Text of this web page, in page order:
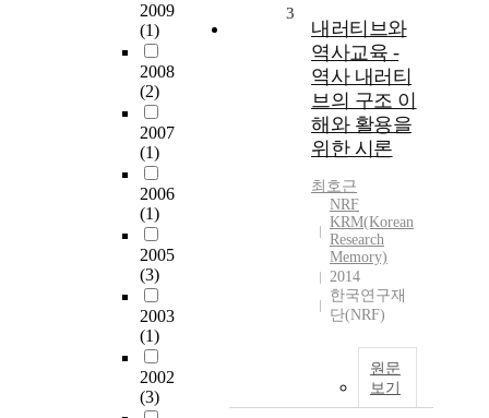
2009
(1)
2008
(2)
2007
(1)
2006
(1)
2005
(3)
2003
(1)
2002
(3)
3
내러티브와
역사교육 -
역사 내러티
브의 구조 이
해와 활용을
위한 시론
최호근
NRF
KRM(Korean
Research
Memory)
2014
한국연구재
단(NRF)
원문
보기